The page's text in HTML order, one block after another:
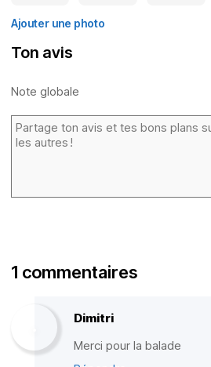
Ajouter une photo
Ton avis
Note globale
1 commentaires
Dimitri
Merci pour la balade